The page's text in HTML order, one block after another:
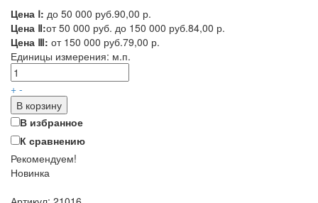
Цена Ⅰ: до 50 000 руб.90,00 р.
Цена Ⅱ:от 50 000 руб. до 150 000 руб.84,00 р.
Цена Ⅲ: от 150 000 руб.79,00 р.
Единицы измерения: м.п.
+ -
В корзину
В избранное
К сравнению
Рекомендуем!
Новинка